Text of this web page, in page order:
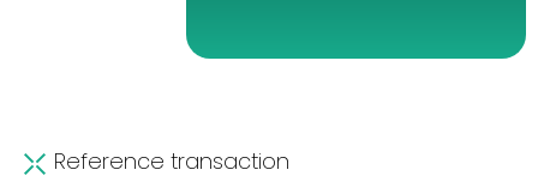
Reference transaction